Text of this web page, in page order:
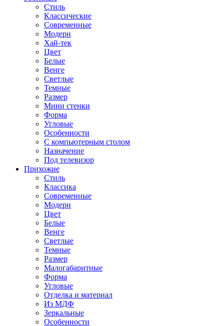
Стиль
Классические
Современные
Модерн
Хай-тек
Цвет
Белые
Венге
Светлые
Темные
Размер
Мини стенки
Форма
Угловые
Особенности
С компьютерным столом
Назначение
Под телевизор
Прихожие
Стиль
Классика
Современные
Модерн
Цвет
Белые
Венге
Светлые
Темные
Размер
Малогабаритные
Форма
Угловые
Отделка и материал
Из МДФ
Зеркальные
Особенности